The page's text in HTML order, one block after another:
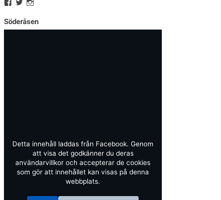
Söderåsen
Detta innehåll laddas från Facebook. Genom
att visa det godkänner du deras
användarvillkor och accepterar de cookies
som gör att innehållet kan visas på denna
webbplats.